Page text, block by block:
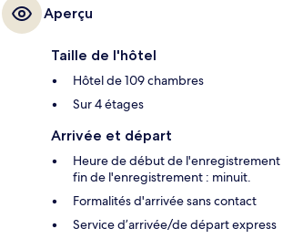
Aperçu
Taille de l'hôtel
Hôtel de 109 chambres
Sur 4 étages
Arrivée et départ
Heure de début de l'enregistrement
fin de l'enregistrement : minuit.
Formalités d'arrivée sans contact
Service d’arrivée/de départ express